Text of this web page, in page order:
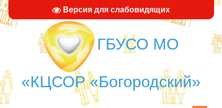
Версия для слабовидящих
ГБУСО МО
«КЦСОР «Богородский»